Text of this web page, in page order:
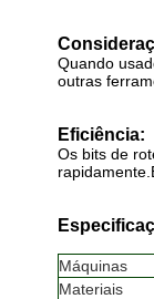
Quando
outras
Eficiência:
Os bits de
Máquinas
Materiais